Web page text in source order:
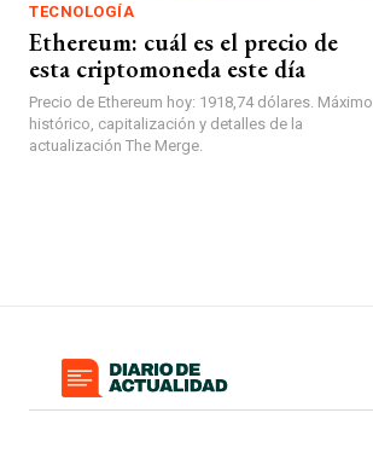
TECNOLOGÍA
Ethereum: cuál es el precio de
esta criptomoneda este día
Precio de Ethereum hoy: 1918,74 dólares. Máximo
histórico, capitalización y detalles de la
actualización The Merge.